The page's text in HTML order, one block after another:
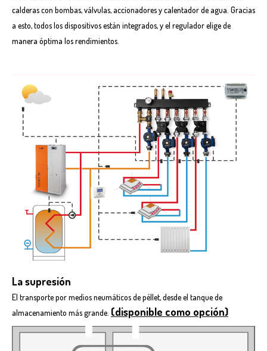
calderas con bombas, válvulas, accionadores y calentador de agua. Gracias
a esto, todos los dispositivos están integrados, y el regulador elige de
manera óptima los rendimientos.
La supresión
El transporte por medios neumáticos de péllet, desde el tanque de
almacenamiento más grande. (disponible como opción)